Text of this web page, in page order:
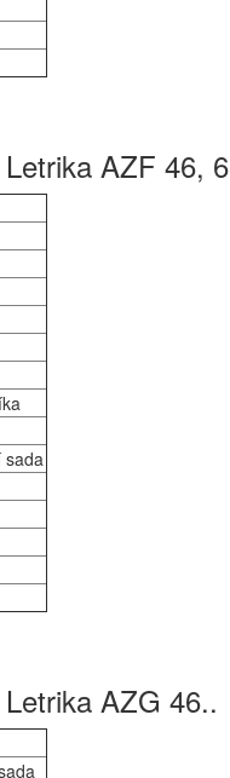
AZF 46,
sada
AZG 46..